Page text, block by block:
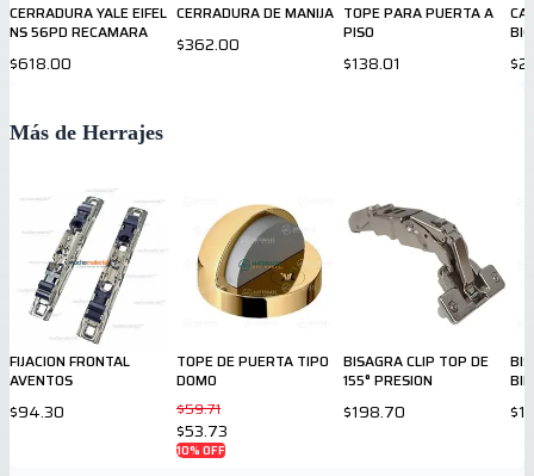
CERRADURA YALE EIFEL
NS 56PD RECAMARA
$618.00
CERRADURA DE MANIJA
$362.00
TOPE PARA PUERTA A
PISO
$138.01
Más de Herrajes
FIJACION FRONTAL
AVENTOS
$94.30
TOPE DE PUERTA TIPO
DOMO
$59.71
$53.73
10% OFF
BISAGRA CLIP TOP DE
155° PRESION
$198.70